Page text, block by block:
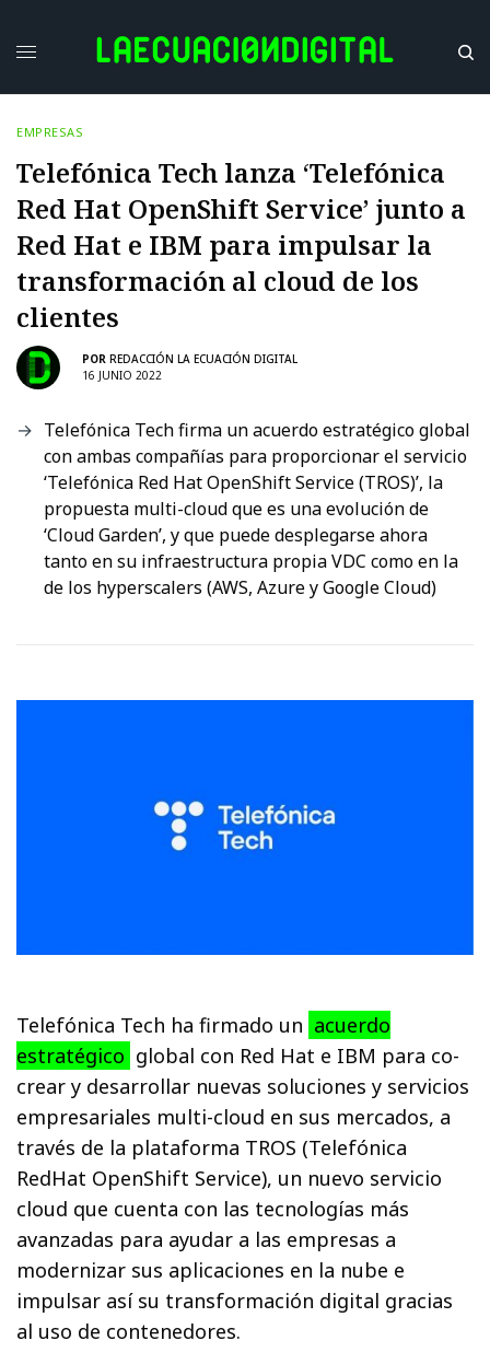
EMPRESAS
Telefónica Tech lanza ‘Telefónica
Red Hat OpenShift Service’ junto a
Red Hat e IBM para impulsar la
transformación al cloud de los
clientes
POR REDACCIÓN LA ECUACIÓN DIGITAL
16 JUNIO 2022
Telefónica Tech firma un acuerdo estratégico global
con ambas compañías para proporcionar el servicio
‘Telefónica Red Hat OpenShift Service (TROS)’, la
propuesta multi-cloud que es una evolución de
‘Cloud Garden’, y que puede desplegarse ahora
tanto en su infraestructura propia VDC como en la
de los hyperscalers (AWS, Azure y Google Cloud)
Telefónica Tech ha firmado un acuerdo
estratégico global con Red Hat e IBM para co-
crear y desarrollar nuevas soluciones y servicios
empresariales multi-cloud en sus mercados, a
través de la plataforma TROS (Telefónica
RedHat OpenShift Service), un nuevo servicio
cloud que cuenta con las tecnologías más
avanzadas para ayudar a las empresas a
modernizar sus aplicaciones en la nube e
impulsar así su transformación digital gracias
al uso de contenedores.